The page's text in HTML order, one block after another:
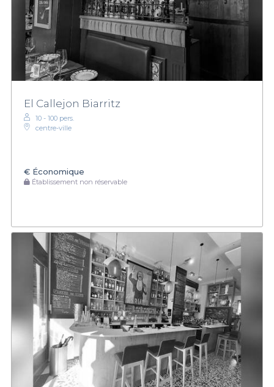
El Callejon Biarritz
10 - 100 pers.
centre-ville
€ Économique
Établissement non réservable